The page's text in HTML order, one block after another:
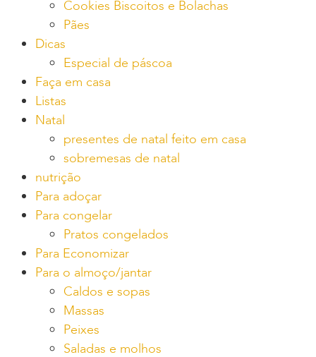
Cookies Biscoitos e Bolachas
Pães
Dicas
Especial de páscoa
Faça em casa
Listas
Natal
presentes de natal feito em casa
sobremesas de natal
nutrição
Para adoçar
Para congelar
Pratos congelados
Para Economizar
Para o almoço/jantar
Caldos e sopas
Massas
Peixes
Saladas e molhos